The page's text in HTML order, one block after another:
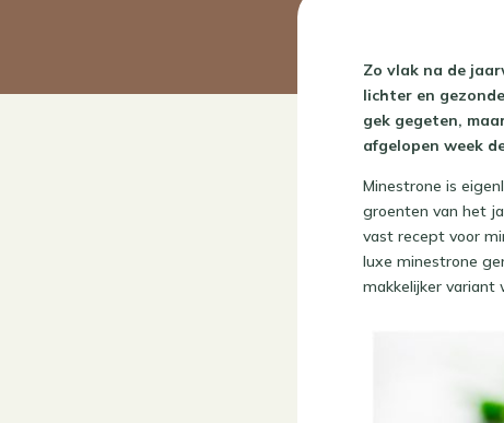
Zo vlak na de
lichter en
gek gegeten,
afgelopen week
Minestrone is
groenten van het
vast recept voor
luxe minestrone
makkelijker variant